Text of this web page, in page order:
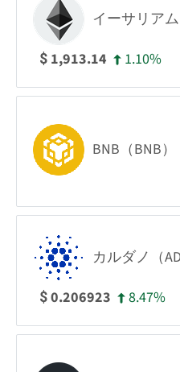
イーサリアム
$ 1,913.14 1.10%
BNB（BNB）
カルダノ（
$0.206923 8.47%